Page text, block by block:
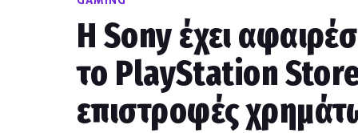
Η Sony έχει
το PlayStation
επιστροφές